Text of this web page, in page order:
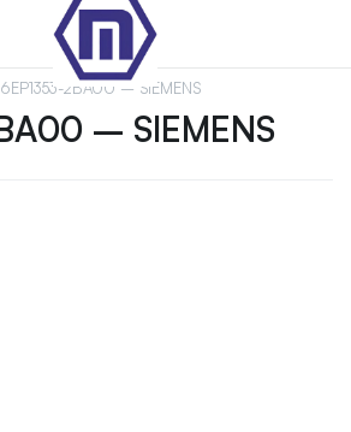
6EP1353-2BA00 – SIEMENS
– SIEMENS